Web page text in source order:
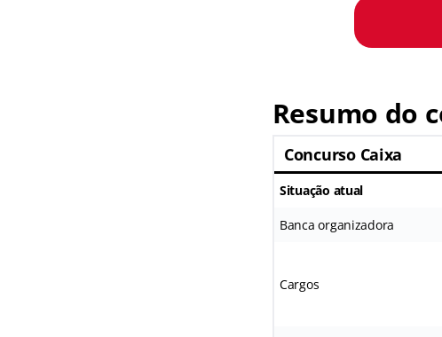
Resumo do
Concurso Caixa
Situação atual
Banca organizadora
Cargos